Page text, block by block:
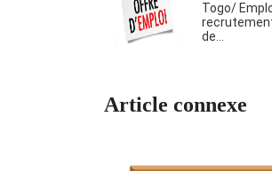
Togo/
de…
Article connexe